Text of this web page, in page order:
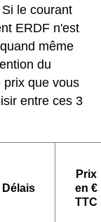
le courant
ERDF n'est
même
du
prix que vous
entre ces 3
Délais
Prix
en €
TTC